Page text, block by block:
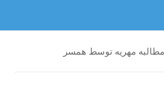
مهریه توسط همسر